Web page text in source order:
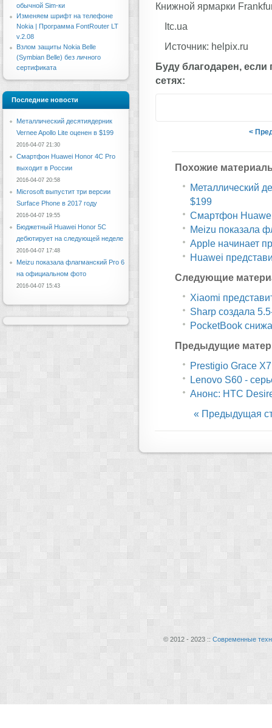
Книжной ярмарки
Itc.ua
Источник: helpix.ru
Буду благодарен, если
сетях:
<
Похожие
Металлический
$199
Смартфон
Meizu показала
Apple начинает
Huawei
Следующие
Xiaomi
Sharp создала
PocketBook
Предыдущие
Prestigio Grace
Lenovo S60 -
Анонс: HTC
« Предыдущая
обычной Sim-ки
Изменяем шрифт на телефоне
Nokia | Программа FontRouter LT
v.2.08
Взлом защиты Nokia Belle
(Symbian Belle) без личного
сертификата
Последние новости
Металлический десятиядерник
Vernee Apollo Lite оценен в $199
2016-04-07 21:30
Смартфон Huawei Honor 4C Pro
выходит в России
2016-04-07 20:58
Microsoft выпустит три версии
Surface Phone в 2017 году
2016-04-07 19:55
Бюджетный Huawei Honor 5C
дебютирует на следующей неделе
2016-04-07 17:48
Meizu показала флагманский Pro 6
на официальном фото
2016-04-07 15:43
© 2012 - 2023 :: Современные